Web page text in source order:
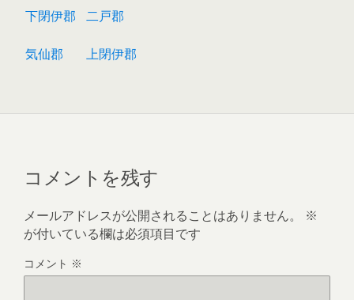
下閉伊郡 二戸郡
気仙郡 上閉伊郡
コメントを残す
メールアドレスが公開されることはありません。
※
が付いている欄は必須項目です
コメント ※